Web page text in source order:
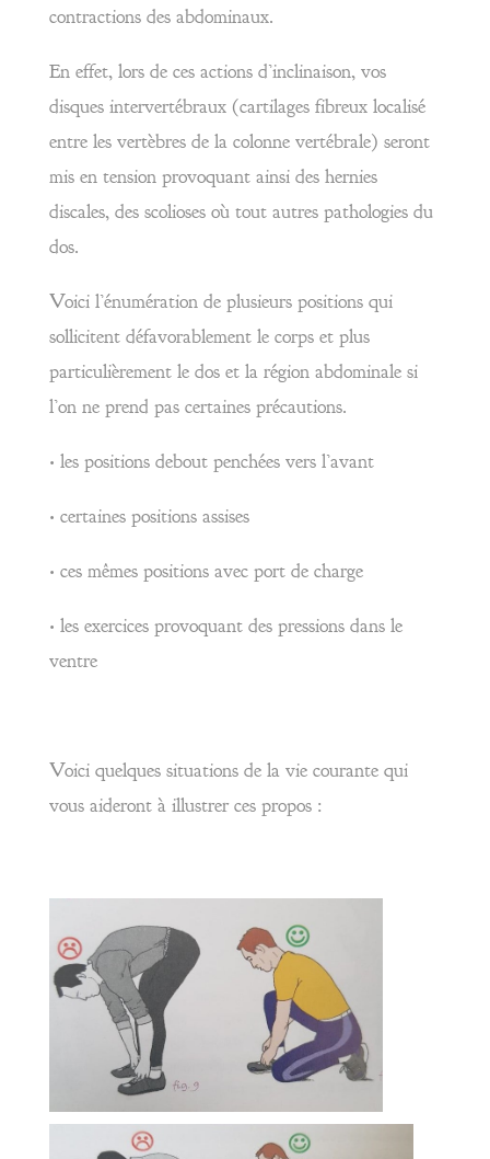
contractions des abdominaux.
En effet, lors de ces actions d’inclinaison, vos
disques intervertébraux (cartilages fibreux localisé
entre les vertèbres de la colonne vertébrale) seront
mis en tension provoquant ainsi des hernies
discales, des scolioses où tout autres pathologies du
dos.
Voici l’énumération de plusieurs positions qui
sollicitent défavorablement le corps et plus
particulièrement le dos et la région abdominale si
l’on ne prend pas certaines précautions.
• les positions debout penchées vers l’avant
• certaines positions assises
• ces mêmes positions avec port de charge
• les exercices provoquant des pressions dans le
ventre
Voici quelques situations de la vie courante qui
vous aideront à illustrer ces propos :